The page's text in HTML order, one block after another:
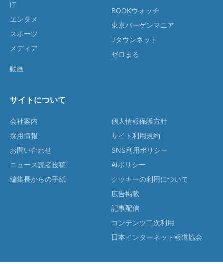
IT
エンタメ
スポーツ
メディア
動画
BOOKウォッチ
東京バーゲンマニア
Jタウンネット
ゼロまる
サイトについて
会社案内
採用情報
お問い合わせ
ニュース読者投稿
編集長からの手紙
個人情報保護方針
サイト利用規約
SNS利用ポリシー
AIポリシー
クッキーの利用について
広告掲載
記事配信
コンテンツ二次利用
日本インターネット報道協会